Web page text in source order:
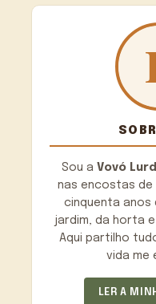
Sou a Vovó
nas encostas de
cinquenta anos
jardim, da horta
Aqui partilho
vida me
LER A